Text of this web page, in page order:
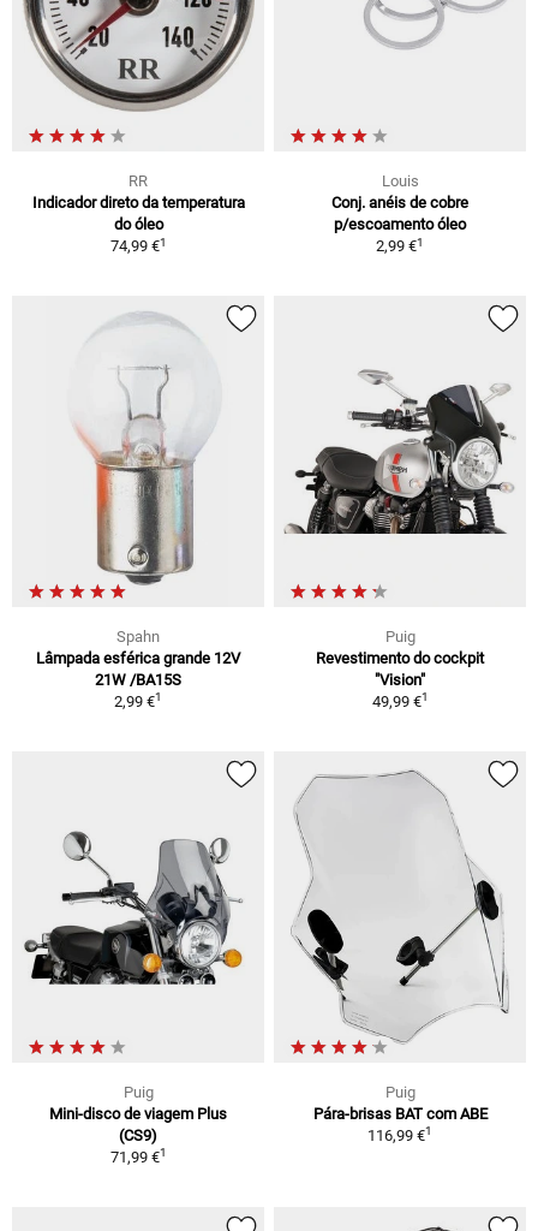
RR
Indicador direto da temperatura
do óleo
74,99 €1
Louis
Conj. anéis de cobre
p/escoamento óleo
2,99 €1
Spahn
Lâmpada esférica grande 12V
21W /BA15S
2,99 €1
Puig
Revestimento do cockpit
"Vision"
49,99 €1
Puig
Mini-disco de viagem Plus
(CS9)
71,99 €1
Puig
Pára-brisas BAT com ABE
116,99 €1